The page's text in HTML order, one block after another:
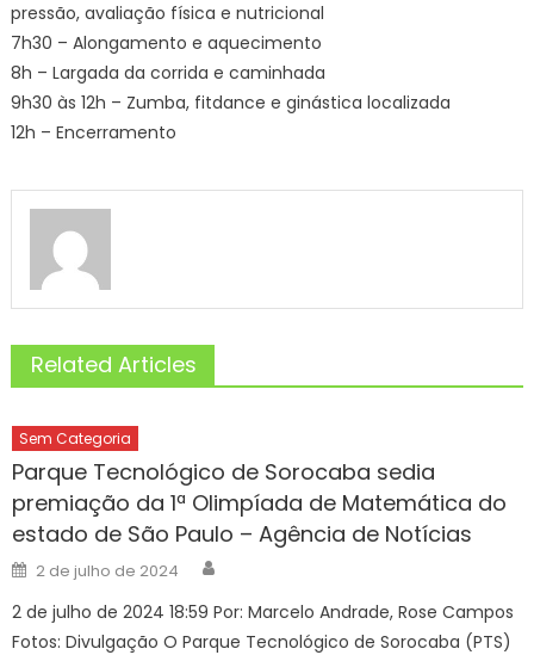
pressão, avaliação física e nutricional
7h30 – Alongamento e aquecimento
8h – Largada da corrida e caminhada
9h30 às 12h – Zumba, fitdance e ginástica localizada
12h – Encerramento
Related Articles
Sem Categoria
Parque Tecnológico de Sorocaba sedia
premiação da 1ª Olimpíada de Matemática do
estado de São Paulo – Agência de Notícias
Posted
on
2 de julho de 2024
2 de julho de 2024 18:59 Por: Marcelo Andrade, Rose Campos
Fotos: Divulgação O Parque Tecnológico de Sorocaba (PTS)